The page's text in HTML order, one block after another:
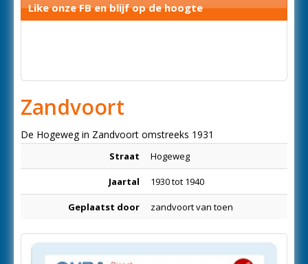
Like onze FB en blijf op de hoogte
Zandvoort
De Hogeweg in Zandvoort omstreeks 1931
Straat Hogeweg
Jaartal 1930 tot 1940
Geplaatst door zandvoort van toen